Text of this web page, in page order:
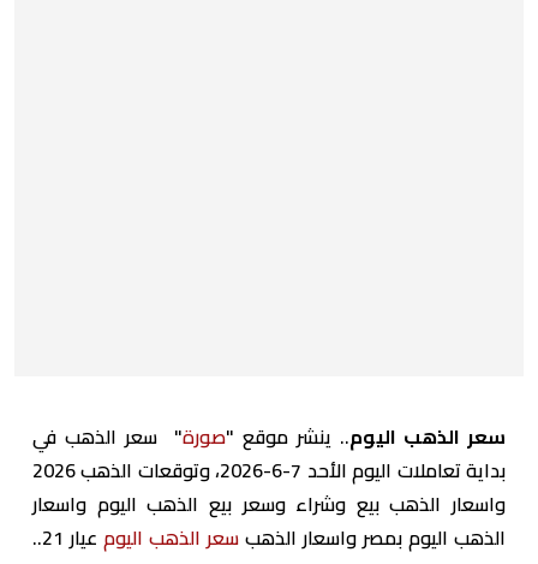
سعر الذهب اليوم.. ينشر موقع "صورة" سعر الذهب في
بداية تعاملات اليوم الأحد 7-6-2026، وتوقعات الذهب 2026
واسعار الذهب بيع وشراء وسعر بيع الذهب اليوم واسعار
الذهب اليوم بمصر واسعار الذهبسعر الذهب اليوم
عيار 21..